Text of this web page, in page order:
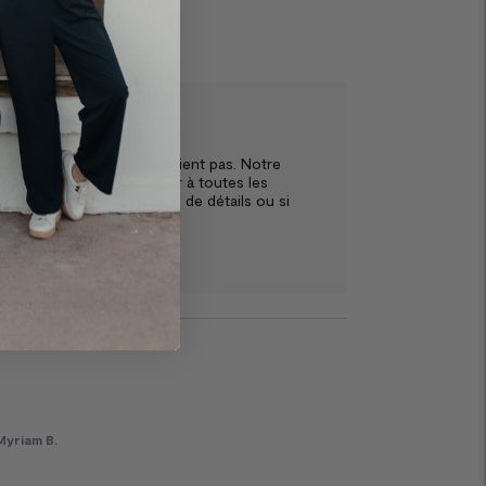
B.
produit ne vous convient pas. Notre
qui peut ne pas convenir à toutes les
souhaitez partager plus de détails ou si
B.